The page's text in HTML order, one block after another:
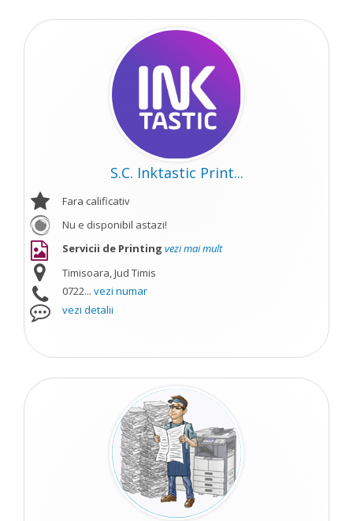
S.C. Inktastic Print...
Fara calificativ
Nu e disponibil astazi!
Servicii de Printing vezi mai mult
Timisoara, Jud Timis
0722... vezi numar
vezi detalii